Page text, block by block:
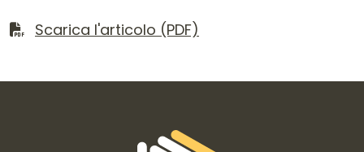
Scarica il file
Scarica l'articolo (PDF)